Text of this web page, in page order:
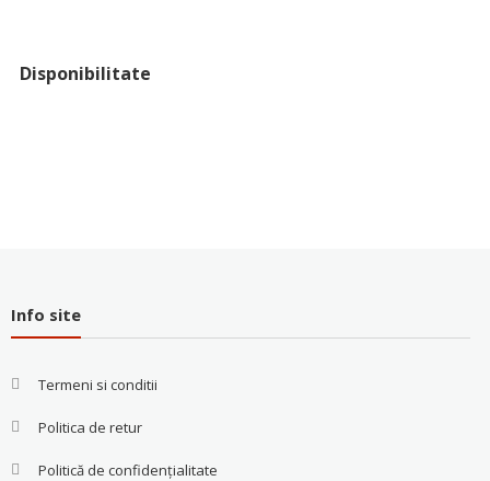
Disponibilitate
Info site
Termeni si conditii
Politica de retur
Politică de confidențialitate